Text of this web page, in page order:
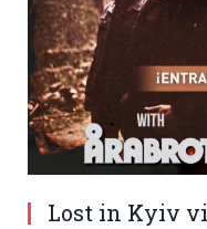
Lost in Kyiv